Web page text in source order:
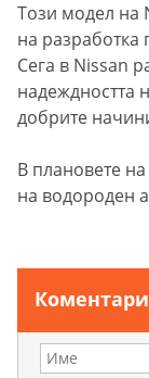
Този модел на
на
Сега в Nissan
надеждността
добрите
В плановете
на водороден